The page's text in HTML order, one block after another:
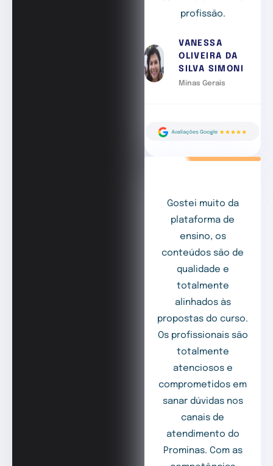
profissão.
VANESSA
OLIVEIRA DA
SILVA SIMONI
Minas Gerais
Gostei muito da
plataforma de
ensino, os
conteúdos são de
qualidade e
totalmente
alinhados às
propostas do curso.
Os profissionais são
totalmente
atenciosos e
comprometidos em
sanar dúvidas nos
canais de
atendimento do
Prominas. Com as